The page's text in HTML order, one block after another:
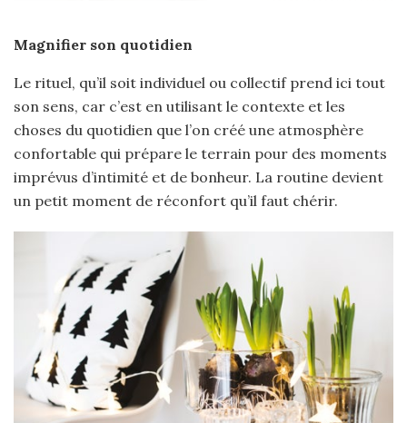
Magnifier son quotidien
Le rituel, qu’il soit individuel ou collectif prend ici tout
son sens, car c’est en utilisant le contexte et les
choses du quotidien que l’on créé une atmosphère
confortable qui prépare le terrain pour des moments
imprévus d’intimité et de bonheur. La routine devient
un petit moment de réconfort qu’il faut chérir.